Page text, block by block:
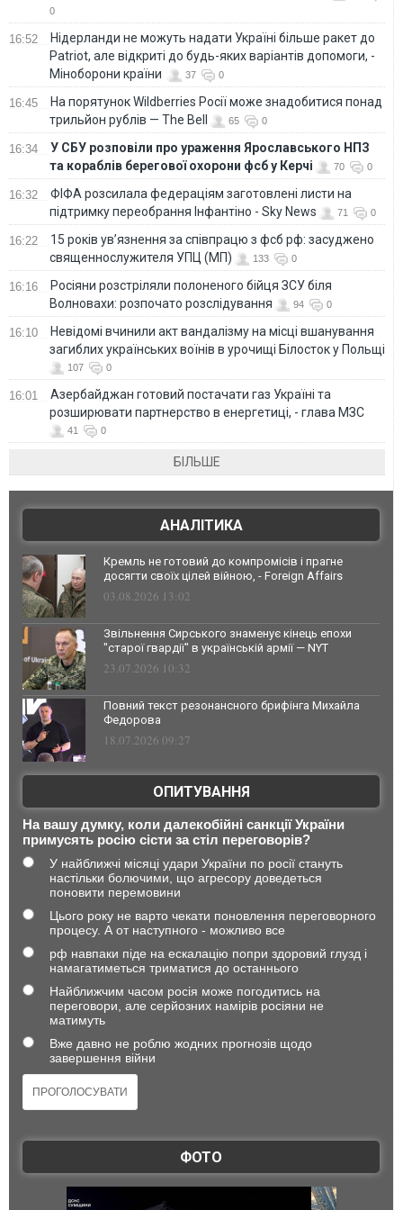
0
16:52
Нідерланди не можуть надати Україні більше ракет до
Patriot, але відкриті до будь-яких варіантів допомоги, -
Міноборони країни
37 0
16:45
На порятунок Wildberries Росії може знадобитися понад
трильйон рублів — The Bell
65 0
16:34
У СБУ розповіли про ураження Ярославського НПЗ
та кораблів берегової охорони фсб у Керчі
70 0
16:32
ФІФА розсилала федераціям заготовлені листи на
підтримку переобрання Інфантіно - Sky News
71 0
16:22
15 років ув’язнення за співпрацю з фсб рф: засуджено
священнослужителя УПЦ (МП)
133 0
16:16
Росіяни розстріляли полоненого бійця ЗСУ біля
Волновахи: розпочато розслідування
94 0
16:10
Невідомі вчинили акт вандалізму на місці вшанування
загиблих українських воїнів в урочищі Білосток у Польщі
107 0
16:01
Азербайджан готовий постачати газ Україні та
розширювати партнерство в енергетиці, - глава МЗС
41 0
БІЛЬШЕ
АНАЛІТИКА
Кремль не готовий до компромісів і прагне
досягти своїх цілей війною, - Foreign Affairs
03.08.2026 13:02
Звільнення Сирського знаменує кінець епохи
"старої гвардії" в українській армії — NYT
23.07.2026 10:32
Повний текст резонансного брифінга Михайла
Федорова
18.07.2026 09:27
ОПИТУВАННЯ
На вашу думку, коли далекобійні санкції України
примусять росію сісти за стіл переговорів?
У найближчі місяці удари України по росії стануть
настільки болючими, що агресору доведеться
поновити перемовини
Цього року не варто чекати поновлення переговорного
процесу. А от наступного - можливо все
рф навпаки піде на ескалацію попри здоровий глузд і
намагатиметься триматися до останнього
Найближчим часом росія може погодитись на
переговори, але серйозних намірів росіяни не
матимуть
Вже давно не роблю жодних прогнозів щодо
завершення війни
ФОТО